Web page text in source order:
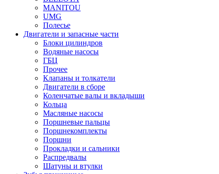
MANITOU
UMG
Полесье
Двигатели и запасные части
Блоки цилиндров
Водяные насосы
ГБЦ
Прочее
Клапаны и толкатели
Двигатели в сборе
Коленчатые валы и вкладыши
Кольца
Масляные насосы
Поршневые пальцы
Поршнекомплекты
Поршни
Прокладки и сальники
Распредвалы
Шатуны и втулки